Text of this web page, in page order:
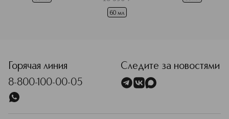
60 мл
Горячая линия
8-800-100-00-05
Следите за новостями